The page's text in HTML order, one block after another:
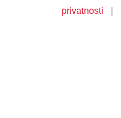
privatnosti |